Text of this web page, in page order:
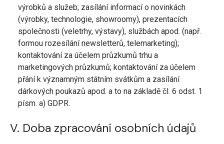
výrobků a služeb; zasílání informací o novinkách
(výrobky, technologie, showroomy), prezentacích
společnosti (veletrhy, výstavy), službách apod. (např.
formou rozesílání newsletterů, telemarketing);
kontaktování za účelem průzkumů trhu a
marketingových průzkumů; kontaktování za účelem
přání k významným státním svátkům a zasílání
dárkových poukazů apod. a to na základě čl. 6 odst. 1
písm. a) GDPR.
V. Doba zpracování osobních údajů